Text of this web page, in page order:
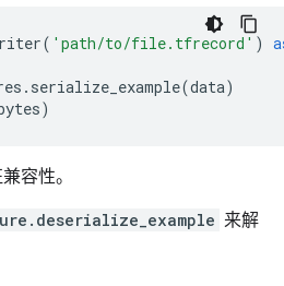
( 'path/to/file.tfrecord' )
. serialize_example(data)
)
容性。
来解